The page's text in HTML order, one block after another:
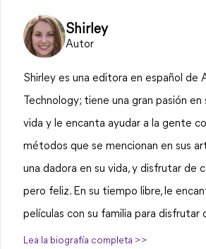
Shirley
Autor
Shirley es una editora en español de
Technology; tiene una gran pasión
vida y le encanta ayudar a la gente
métodos que se mencionan en sus
una dadora en su vida, y disfrutar de
pero feliz. En su tiempo libre, le
películas con su familia para disfrutar
Lea la biografía completa >>